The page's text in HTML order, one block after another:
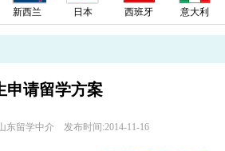
新西兰 日本 西班牙 意大利
申请留学方案
东留学中介 发布时间:2014-11-16